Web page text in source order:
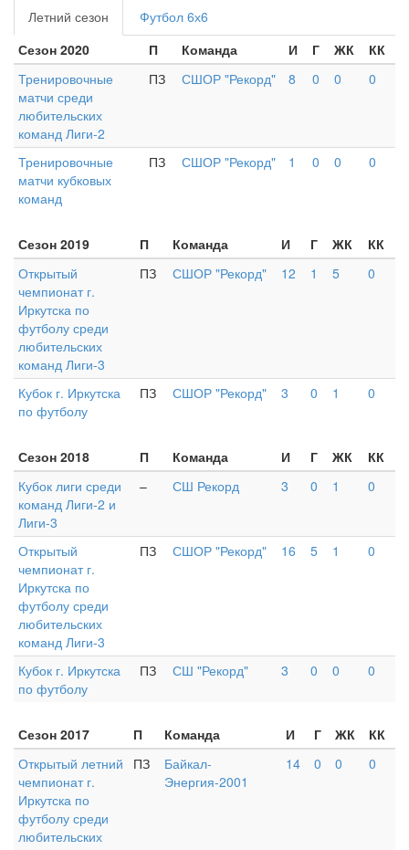
Летний сезон
Футбол 6х6
Сезон 2020
П Команда И Г ЖК
КК
Тренировочные
матчи среди
любительских
команд Лиги-2
ПЗ СШОР "Рекорд" 8 0 0 0
Тренировочные
матчи кубковых
команд
ПЗ СШОР "Рекорд" 1 0 0 0
Сезон 2019 П Команда И Г ЖК
КК
Открытый
чемпионат г.
Иркутска по
футболу среди
любительских
команд Лиги-3
ПЗ СШОР "Рекорд" 12 1 5 0
Кубок г. Иркутска
по футболу
ПЗ СШОР "Рекорд" 3 0 1 0
Сезон 2018 П Команда И Г ЖК
КК
Кубок лиги среди
команд Лиги-2 и
Лиги-3
– СШ Рекорд 3 0 1 0
Открытый
чемпионат г.
Иркутска по
футболу среди
любительских
команд Лиги-3
ПЗ СШОР "Рекорд" 16 5 1 0
Кубок г. Иркутска
по футболу
ПЗ СШ "Рекорд" 3 0 0 0
Сезон 2017 П Команда И Г ЖК
КК
Открытый летний
чемпионат г.
Иркутска по
футболу среди
любительских
ПЗ
Байкал-
Энергия-2001
14 0 0 0